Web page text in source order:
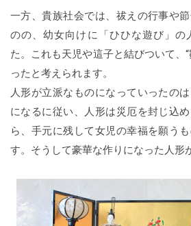
一方、貴族社会では、祓えの行事や
のの、幼女向けに「ひひな遊び」の
た。これも天児や這子と結びついて、
ったと考えられます。
人形が立派なものになっていったの
になるに従い、人形は災厄を封じ込
ら、手元に残して女児の幸福を願う
す。そうして豪華な作りになった人形